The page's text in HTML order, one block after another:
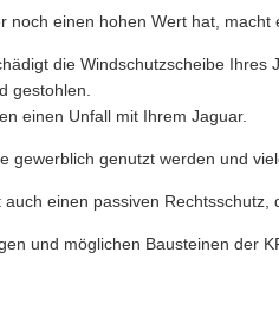
noch einen hohen Wert hat,
die Windschutzscheibe Ihres
gestohlen.
einen Unfall mit Ihrem Jaguar.
gewerblich genutzt werden und
einen passiven
und möglichen Bausteinen der